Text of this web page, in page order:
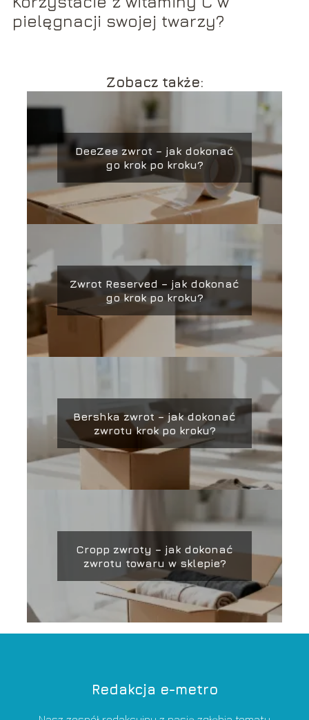
pielęgnacji swojej twarzy?
Zobacz także:
DeeZee zwrot – jak dokonać
go krok po kroku?
Zwrot Reserved – jak dokonać
go krok po kroku?
Bershka zwrot – jak dokonać
zwrotu krok po kroku?
Cropp zwroty – jak dokonać
zwrotu towaru w sklepie?
Redakcja e-metro